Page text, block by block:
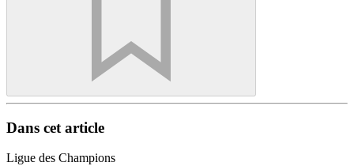
Dans cet article
Ligue des Champions